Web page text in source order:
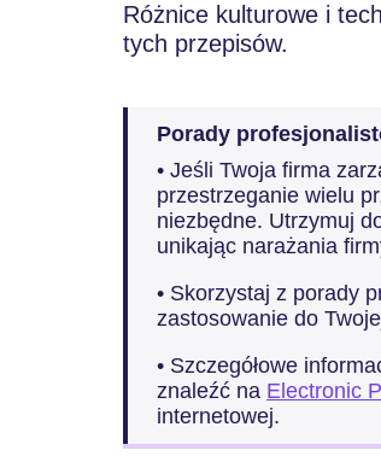
Różnice kulturowe i
tych przepisów.
Porady
• Jeśli Twoja firma
przestrzeganie wielu
niezbędne. Utrzymuj
unikając narażania
• Skorzystaj z porady
zastosowanie do
• Szczegółowe
znaleźć na Electronic
internetowej.